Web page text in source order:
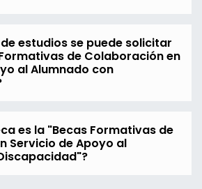
estudios se puede solicitar
de Colaboración en
al Alumnado con
es la "Becas Formativas de
Servicio de Apoyo al